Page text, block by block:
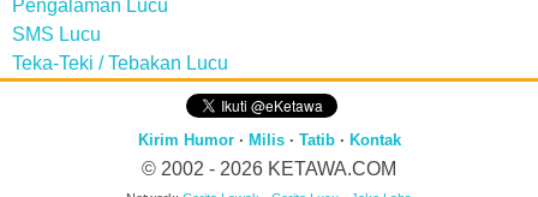
Pengalaman Lucu
SMS Lucu
Teka-Teki / Tebakan Lucu
Kirim Humor· Milis· Tatib· Kontak
© 2002 - 2026 KETAWA.COM